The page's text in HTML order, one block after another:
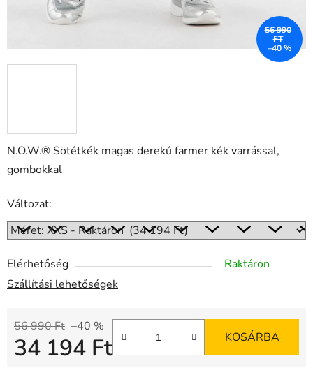
N.O.W.® Sötétkék magas derekú farmer kék varrással,
gombokkal
Változat:
Elérhetőség
Raktáron
Szállítási lehetőségek
56 990 Ft –40 %
34 194 Ft KOSÁRBA
56 990
FT
–40 %